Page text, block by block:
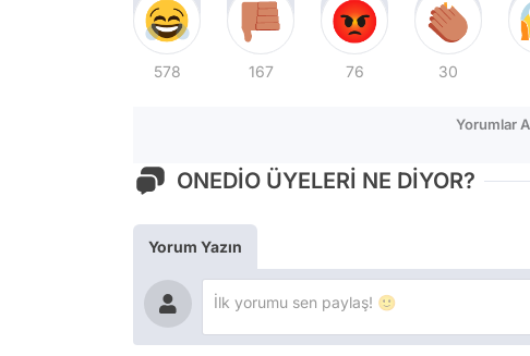
578 167 76 30
Yorumlar
ONEDİO ÜYELERİ NE DİYOR?
Yorum Yazın